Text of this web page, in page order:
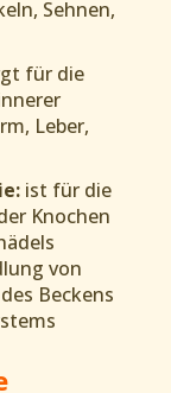
Sehnen,
für die
Leber,
ist für die
Knochen
von
Beckens